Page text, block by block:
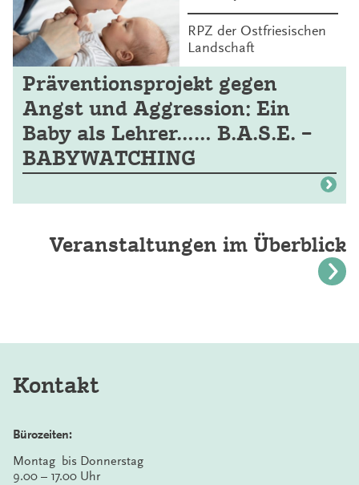
RPZ der Ostfriesischen
Landschaft
Präventionsprojekt gegen
Angst und Aggression: Ein
Baby als Lehrer…… B.A.S.E. –
BABYWATCHING
Veranstaltungen im Überblick
Kontakt
Bürozeiten:
Montag bis Donnerstag
9.00 – 17.00 Uhr